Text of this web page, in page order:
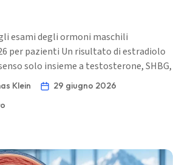
esami degli ormoni maschili
per pazienti Un risultato di estradiolo
solo insieme a testosterone, SHBG,
epatici, anamnesi farmacologica e
📖 ~12 minuti 📅 29 giugno
Klein
29 giugno 2026